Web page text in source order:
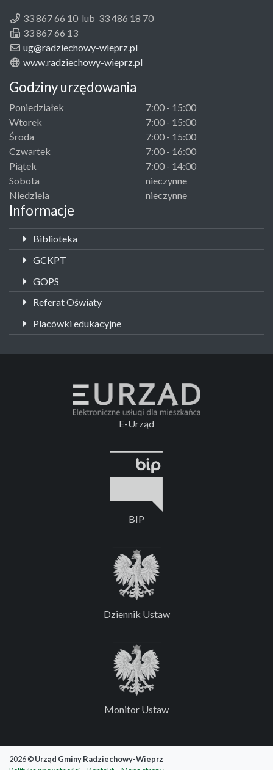
33 867 66 10 lub 33 486 18 70
33 867 66 13
ug@radziechowy-wieprz.pl
www.radziechowy-wieprz.pl
Godziny urzędowania
Poniedziałek
7:00 - 15:00
Wtorek
7:00 - 15:00
Środa
7:00 - 15:00
Czwartek
7:00 - 16:00
Piątek
7:00 - 14:00
Sobota
nieczynne
Niedziela
nieczynne
Informacje
Biblioteka
GCKPT
GOPS
Referat Oświaty
Placówki edukacyjne
E-Urząd
BIP
Dziennik Ustaw
Monitor Ustaw
2026 ©Urząd Gminy Radziechowy-Wieprz